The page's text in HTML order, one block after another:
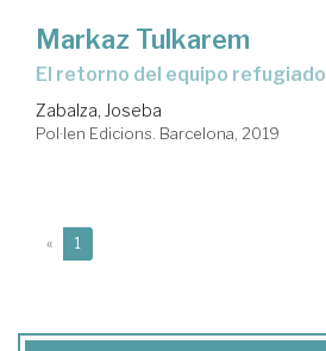
Markaz Tulkarem
el retorno del equipo refugiado
Zabalza, Joseba
Pol·len Edicions. Barcelona, 2019
« 1